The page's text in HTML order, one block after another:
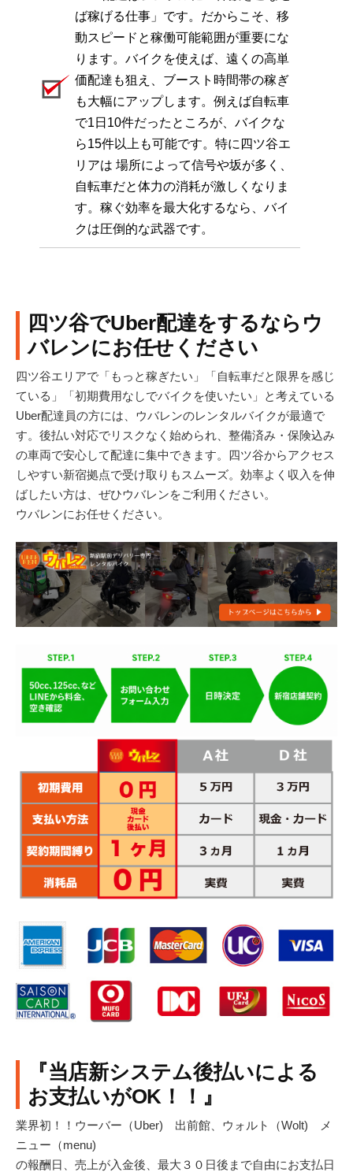
ば稼げる仕事」です。だからこそ、移
動スピードと稼働可能範囲が重要にな
ります。バイクを使えば、遠くの高単
価配達も狙え、ブースト時間帯の稼ぎ
も大幅にアップします。例えば自転車
で1日10件だったところが、バイクな
ら15件以上も可能です。特に四ツ谷エ
リアは 場所によって信号や坂が多く、
自転車だと体力の消耗が激しくなりま
す。稼ぐ効率を最大化するなら、バイ
クは圧倒的な武器です。
四ツ谷でUber配達をするならウ
バレンにお任せください
四ツ谷エリアで「もっと稼ぎたい」「自転車だと限界を感じ
ている」「初期費用なしでバイクを使いたい」と考えている
Uber配達員の方には、ウバレンのレンタルバイクが最適で
す。後払い対応でリスクなく始められ、整備済み・保険込み
の車両で安心して配達に集中できます。四ツ谷からアクセス
しやすい新宿拠点で受け取りもスムーズ。効率よく収入を伸
ばしたい方は、ぜひウバレンをご利用ください。
ウバレンにお任せください。
『当店新システム後払いによる
お支払いがOK！！』
業界初！！ウーバー（Uber) 出前館、ウォルト（Wolt) メ
ニュー（menu)
の報酬日、売上が入金後、最大３０日後まで自由にお支払日